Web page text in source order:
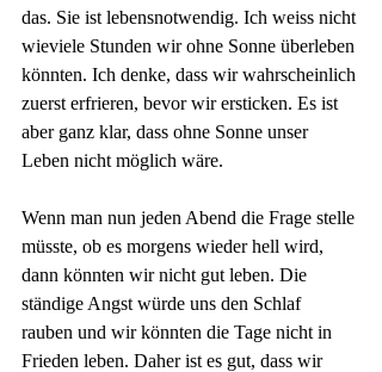
das. Sie ist lebensnotwendig. Ich weiss nicht
wieviele Stunden wir ohne Sonne überleben
könnten. Ich denke, dass wir wahrscheinlich
zuerst erfrieren, bevor wir ersticken. Es ist
aber ganz klar, dass ohne Sonne unser
Leben nicht möglich wäre.
Wenn man nun jeden Abend die Frage stelle
müsste, ob es morgens wieder hell wird,
dann könnten wir nicht gut leben. Die
ständige Angst würde uns den Schlaf
rauben und wir könnten die Tage nicht in
Frieden leben. Daher ist es gut, dass wir